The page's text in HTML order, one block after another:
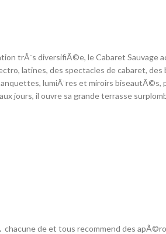
trÃ¨s diversifiÃ©e, le Cabaret
latines, des spectacles de cabaret, des
lumiÃ¨res et miroirs biseautÃ©s,
jours, il ouvre sa grande terrasse
chacune de et tous recommend des